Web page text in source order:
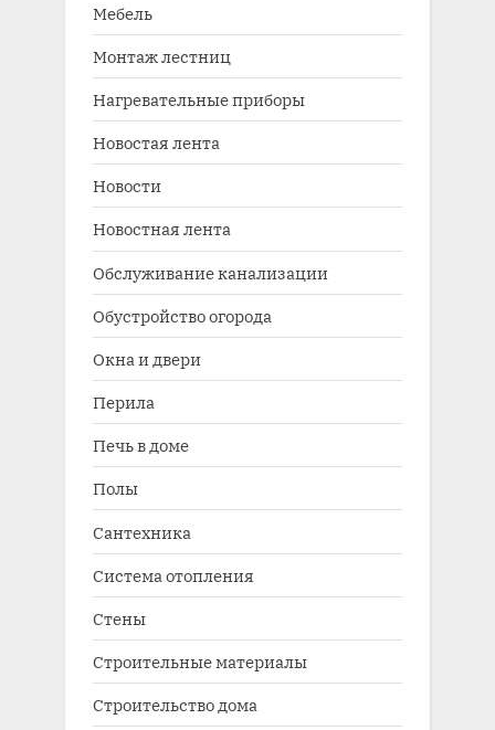
Мебель
Монтаж лестниц
Нагревательные приборы
Новостая лента
Новости
Новостная лента
Обслуживание канализации
Обустройство огорода
Окна и двери
Перила
Печь в доме
Полы
Сантехника
Система отопления
Стены
Строительные материалы
Строительство дома